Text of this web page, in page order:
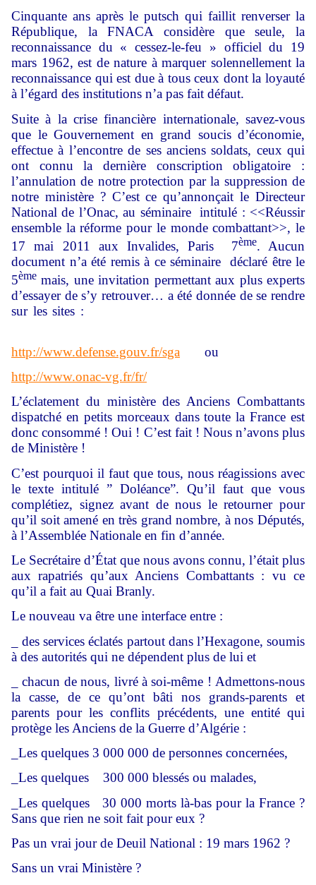
Cinquante ans après le putsch qui faillit renverser la
République, la FNACA considère que seule, la
reconnaissance du « cessez-le-feu » officiel du 19
mars 1962, est de nature à marquer solennellement la
reconnaissance qui est due à tous ceux dont la loyauté
à l’égard des institutions n’a pas fait défaut.
Suite à la crise financière internationale, savez-vous
que le Gouvernement en grand soucis d’économie,
effectue à l’encontre de ses anciens soldats, ceux qui
ont connu la dernière conscription obligatoire :
l’annulation de notre protection par la suppression de
notre ministère ? C’est ce qu’annonçait le Directeur
National de l’Onac, au séminaire intitulé : <<Réussir
ensemble la réforme pour le monde combattant>>, le
17 mai 2011 aux Invalides, Paris 7ème. Aucun
document n’a été remis à ce séminaire déclaré être le
5ème mais, une invitation permettant aux plus experts
d’essayer de s’y retrouver… a été donnée de se rendre
sur les sites :
http://www.defense.gouv.fr/sga ou
http://www.onac-vg.fr/fr/
L’éclatement du ministère des Anciens Combattants
dispatché en petits morceaux dans toute la France est
donc consommé ! Oui ! C’est fait ! Nous n’avons plus
de Ministère !
C’est pourquoi il faut que tous, nous réagissions avec
le texte intitulé ” Doléance”. Qu’il faut que vous
complétiez, signez avant de nous le retourner pour
qu’il soit amené en très grand nombre, à nos Députés,
à l’Assemblée Nationale en fin d’année.
Le Secrétaire d’État que nous avons connu, l’était plus
aux rapatriés qu’aux Anciens Combattants : vu ce
qu’il a fait au Quai Branly.
Le nouveau va être une interface entre :
_ des services éclatés partout dans l’Hexagone, soumis
à des autorités qui ne dépendent plus de lui et
_ chacun de nous, livré à soi-même ! Admettons-nous
la casse, de ce qu’ont bâti nos grands-parents et
parents pour les conflits précédents, une entité qui
protège les Anciens de la Guerre d’Algérie :
_Les quelques 3 000 000 de personnes concernées,
_Les quelques 300 000 blessés ou malades,
_Les quelques 30 000 morts là-bas pour la France ?
Sans que rien ne soit fait pour eux ?
Pas un vrai jour de Deuil National : 19 mars 1962 ?
Sans un vrai Ministère ?